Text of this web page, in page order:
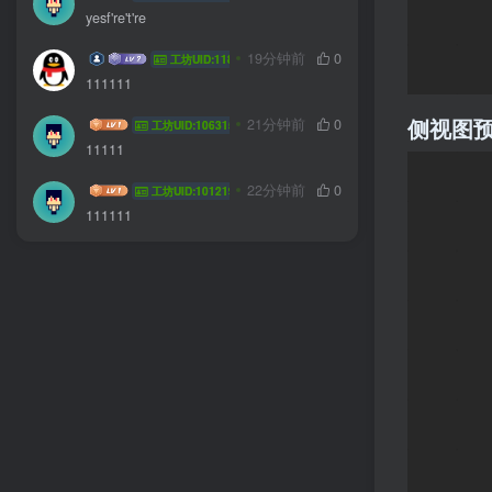
yesf're't're
tkr2345 工坊UID:11858 19分钟前
0
111111
ZYCqqww工坊UID:106315 21分钟前
0
11111
weiailhz 工坊UID:101219 22分钟前
0
111111
侧视图